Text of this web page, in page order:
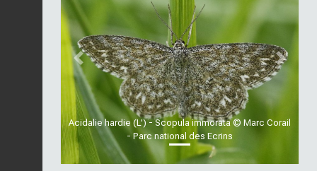
Acidalie hardie (L') - Scopula immorata © Marc Corail
- Parc national des Ecrins
Previous Next